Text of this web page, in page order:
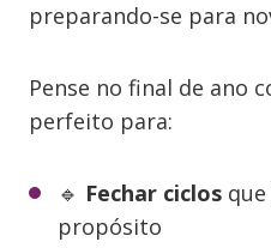
preparando-se para
Pense no final de ano
perfeito para:
🔹 Fechar ciclos
propósito